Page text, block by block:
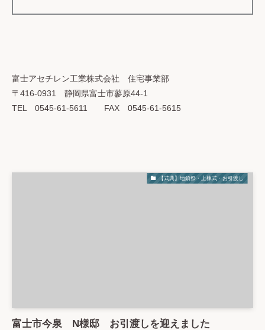
富士アセチレン工業株式会社 住宅事業部
〒416-0931 静岡県富士市蓼原44-1
TEL 0545-61-5611 FAX 0545-61-5615
【式典】地鎮祭・上棟式・お引渡し
富士市今泉 N様邸 お引渡しを迎えました